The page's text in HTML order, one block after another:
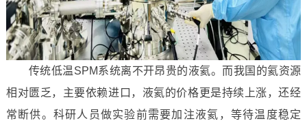
传统低温SPM系统离不开昂贵的液氦。而我国的氦资源
相对匮乏，主要依赖进口，液氦的价格更是持续上涨，还经
常断供。科研人员做实验前需要加注液氦，等待温度稳定